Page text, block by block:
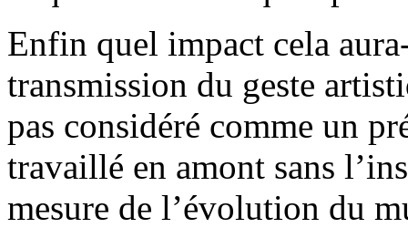
Enfin quel impact cela
transmission du geste
pas considéré comme un
travaillé en amont sans
mesure de l’évolution du